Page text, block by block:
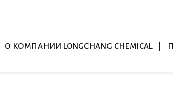
О КОМПАНИИ LONGCHANG CHEMICAL